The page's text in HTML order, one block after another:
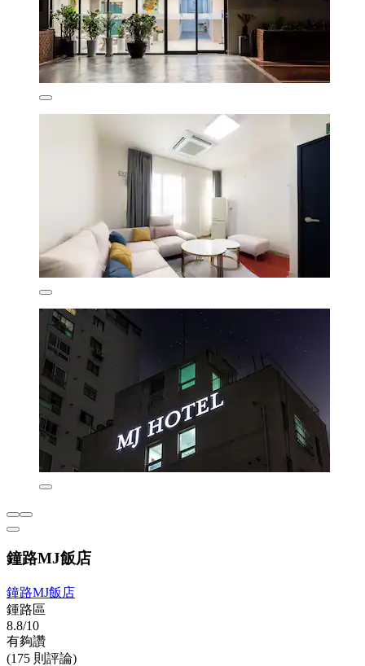
鐘路MJ飯店
鐘路MJ飯店
鍾路區
8.8/10
有夠讚
(175 則評論)